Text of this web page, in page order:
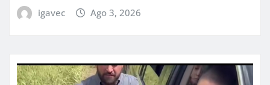
igavec Ago 3, 2026